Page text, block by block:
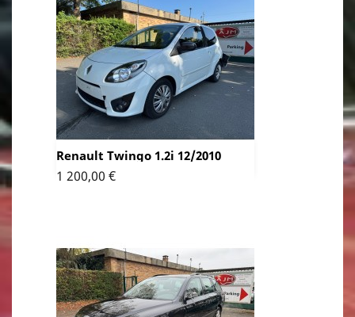
Renault Twingo 1.2i 12/2010
Prix
1 200,00 €